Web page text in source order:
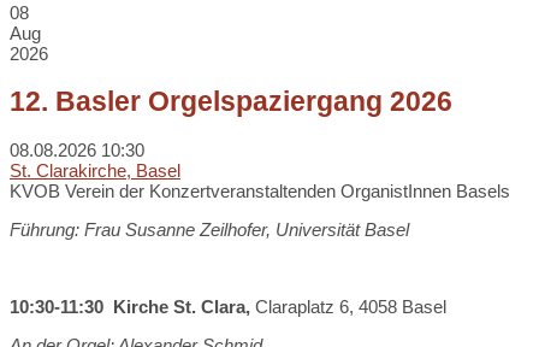
08
Aug
2026
12. Basler Orgelspaziergang 2026
08.08.2026 10:30
St. Clarakirche, Basel
KVOB Verein der Konzertveranstaltenden OrganistInnen Basels
Führung: Frau Susanne Zeilhofer, Universität Basel
10:30-11:30 Kirche St. Clara, Claraplatz 6, 4058 Basel